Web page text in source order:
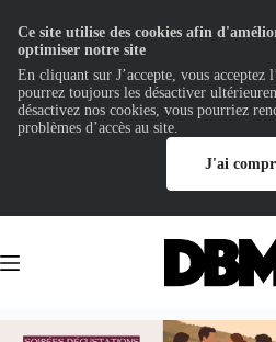
contenu
Ce site utilise des cookies afin
optimiser notre site
En cliquant sur J’accepte, vous acceptez
pourrez toujours les désactiver
désactivez nos cookies, vous pourriez
problèmes d’accès au site.
J'ai